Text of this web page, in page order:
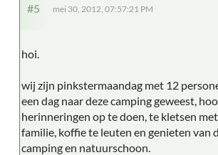
#5 mei 30, 2012, 07:57:21 PM
hoi.
wij zijn pinkstermaandag met 12
een dag naar deze camping geweest,
herinneringen op te doen, te kletsen
familie, koffie te leuten en genieten van
camping en natuurschoon.